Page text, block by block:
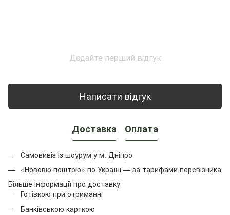
Додайте перший відгук
Написати відгук
Доставка Оплата
Самовивіз із шоурум у м. Дніпро
«Нововю поштою» по Україні — за тарифами перевізника
Більше інформації про доставку
Готівкою при отриманні
Банківською карткою